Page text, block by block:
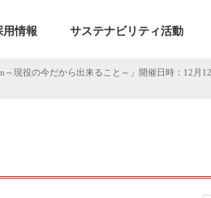
用情報 サステナビリティ活動
現役の今だから出来ること～」開催日時：12月